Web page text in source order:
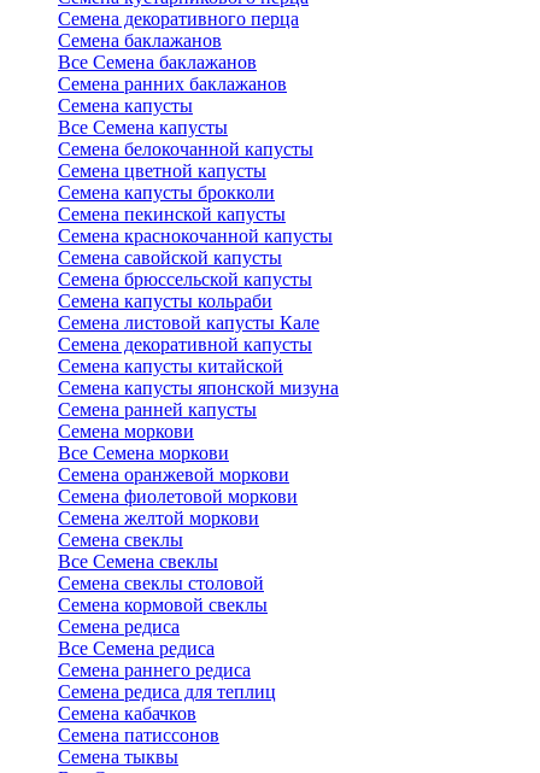
Семена декоративного перца
Семена баклажанов
Все Семена баклажанов
Семена ранних баклажанов
Семена капусты
Все Семена капусты
Семена белокочанной капусты
Семена цветной капусты
Семена капусты брокколи
Семена пекинской капусты
Семена краснокочанной капусты
Семена савойской капусты
Семена брюссельской капусты
Семена капусты кольраби
Семена листовой капусты Кале
Семена декоративной капусты
Семена капусты китайской
Семена капусты японской мизуна
Семена ранней капусты
Семена моркови
Все Семена моркови
Семена оранжевой моркови
Семена фиолетовой моркови
Семена желтой моркови
Семена свеклы
Все Семена свеклы
Семена свеклы столовой
Семена кормовой свеклы
Семена редиса
Все Семена редиса
Семена раннего редиса
Семена редиса для теплиц
Семена кабачков
Семена патиссонов
Семена тыквы